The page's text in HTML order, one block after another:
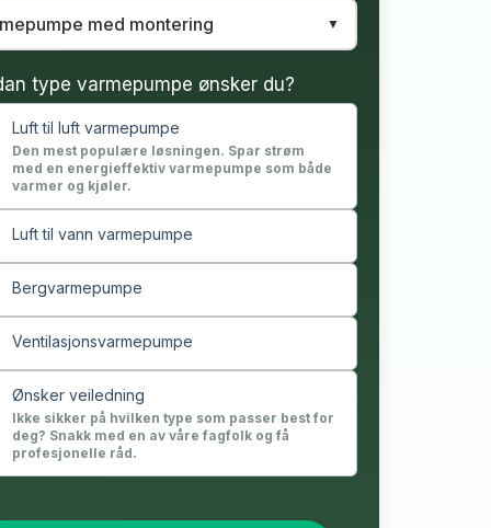
type varmepumpe ønsker du?
Luft til luft varmepumpe
Den mest populære løsningen. Spar strøm
med en energieffektiv varmepumpe som både
varmer og kjøler.
Luft til vann varmepumpe
Bergvarmepumpe
Ventilasjonsvarmepumpe
Ønsker veiledning
Ikke sikker på hvilken type som passer best for
deg? Snakk med en av våre fagfolk og få
profesjonelle råd.